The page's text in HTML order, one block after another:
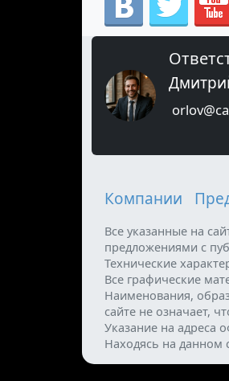
Компании
Все указанные на
предложениями с
Технические
Все графические
Наименования,
сайте не означает,
Указание на адреса
Находясь на данном